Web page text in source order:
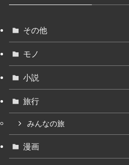
その他
モノ
小説
旅行
みんなの旅
漫画